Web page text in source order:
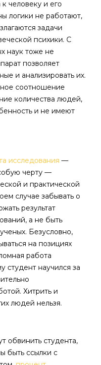
человеку и его
логики не работают,
задачи
психики. С
наук тоже не
позволяет
и анализировать их.
соотношение
количества людей,
и не имеют
исследования —
черту —
и практической
случае забывать о
результат
а не быть
Безусловно,
на позициях
работа
студент научился за
Хитрить и
людей нельзя.
обвинить студента,
быть ссылки с